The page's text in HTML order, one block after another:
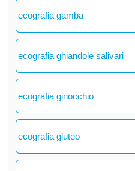
ecografia gamba
ecografia ghiandole salivari
ecografia ginocchio
ecografia gluteo